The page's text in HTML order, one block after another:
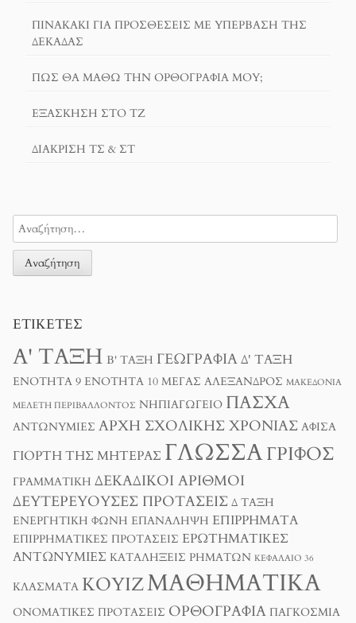
ΠΙΝΑΚΆΚΙ ΓΙΑ ΠΡΟΣΘΈΣΕΙΣ ΜΕ ΥΠΈΡΒΑΣΗ ΤΗΣ
ΔΕΚΆΔΑΣ
ΠΏΣ ΘΑ ΜΆΘΩ ΤΗΝ ΟΡΘΟΓΡΑΦΊΑ ΜΟΥ;
ΕΞΆΣΚΗΣΗ ΣΤΟ ΤΖ
ΔΙΆΚΡΙΣΗ ΤΣ & ΣΤ
ΕΤΙΚΈΤΕΣ
Α' ΤΆΞΗ Β' ΤΆΞΗ ΓΕΩΓΡΑΦΊΑΔ' ΤΆΞΗ
ΕΝΌΤΗΤΑ 9 ΕΝΌΤΗΤΑ 10 ΜΈΓΑΣ ΑΛΈΞΑΝΔΡΟΣ ΜΑΚΕΔΟΝΊΑ
ΜΕΛΈΤΗ ΠΕΡΙΒΆΛΛΟΝΤΟΣ ΝΗΠΙΑΓΩΓΕΊΟ ΠΆΣΧΑ
ΑΝΤΩΝΥΜΊΕΣ ΑΡΧΉ ΣΧΟΛΙΚΉΣ ΧΡΟΝΙΆΣ ΑΦΊΣΑ
ΓΙΟΡΤΉ ΤΗΣ ΜΗΤΈΡΑΣ ΓΛΏΣΣΑΓΡΊΦΟΣ
ΓΡΑΜΜΑΤΙΚΉ ΔΕΚΑΔΙΚΟΊ ΑΡΙΘΜΟΊ
ΔΕΥΤΕΡΕΎΟΥΣΕΣ ΠΡΟΤΆΣΕΙΣ Δ ΤΑΞΗ
ΕΝΕΡΓΗΤΙΚΉ ΦΩΝΉ ΕΠΑΝΆΛΗΨΗ ΕΠΙΡΡΉΜΑΤΑ
ΕΠΙΡΡΗΜΑΤΙΚΈΣ ΠΡΟΤΆΣΕΙΣ ΕΡΩΤΗΜΑΤΙΚΈΣ
ΑΝΤΩΝΥΜΊΕΣ ΚΑΤΑΛΉΞΕΙΣ ΡΗΜΆΤΩΝ ΚΕΦΆΛΑΙΟ 36
ΚΛΆΣΜΑΤΑ ΚΟΥΊΖΜΑΘΗΜΑΤΙΚΆ
ΟΝΟΜΑΤΙΚΈΣ ΠΡΟΤΆΣΕΙΣ ΟΡΘΟΓΡΑΦΊΑ ΠΑΓΚΌΣΜΙΑ